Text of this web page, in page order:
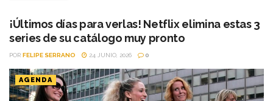
¡Últimos días para verlas! Netflix elimina estas 3
series de su catálogo muy pronto
POR FELIPE SERRANO 24 JUNIO, 2026 0
AGENDA